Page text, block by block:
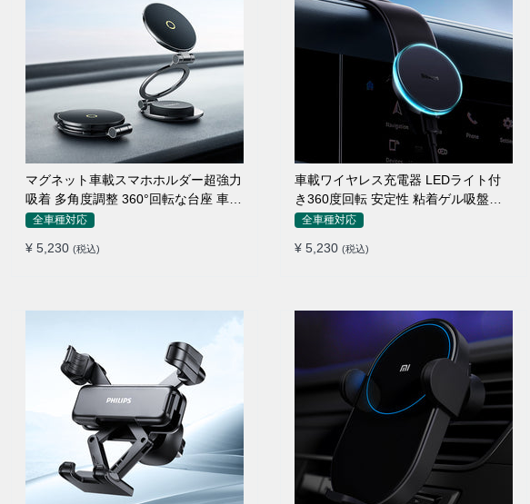
マグネット車載スマホホルダー超強力
吸着 多角度調整 360°回転な台座 車用
ホルダー 折りたたみ式 片手操作 安定
全車種対応
¥ 5,230 (税込)
車載ワイヤレス充電器 LEDライト付
き360度回転 安定性 粘着ゲル吸盤＆
エアコン吹き出し口式兼用 片手操作
ダー
全車種対応
¥ 5,230 (税込)